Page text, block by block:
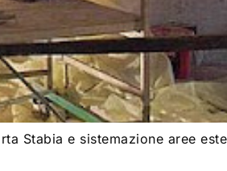
Stabia e sistemazione aree